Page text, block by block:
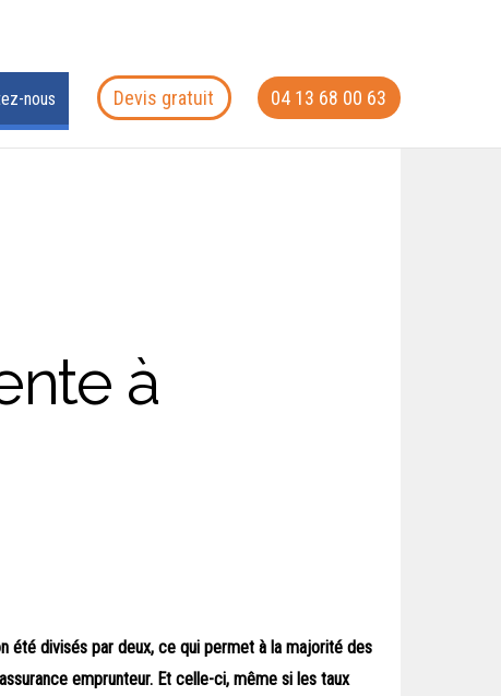
nous Devis gratuit 04 13 68 00 63
à
été divisés par deux, ce qui permet à la majorité des
emprunteur. Et celle-ci, même si les taux